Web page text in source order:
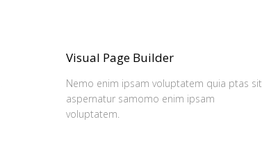
Visual Page Builder
Nemo enim ipsam voluptatem quia ptas sit
aspernatur samomo enim ipsam
voluptatem.